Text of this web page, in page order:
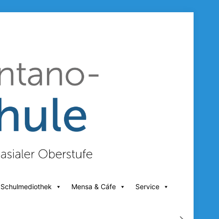
Mensa & Cáfe Service